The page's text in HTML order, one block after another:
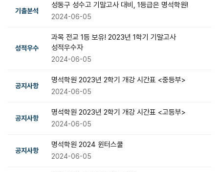
기출분석
성동구 성수고 기말고사 대비, 1등급은 명석학원!
2024-06-05
성적우수
과목 전교 1등 보유! 2023년 1학기 기말고사
성적우수자
2024-06-05
공지사항
명석학원 2023년 2학기 개강 시간표 <중등부>
2024-06-05
공지사항
명석학원 2023년 2학기 개강 시간표 <고등부>
2024-06-05
공지사항
명석학원 2024 윈터스쿨
2024-06-05